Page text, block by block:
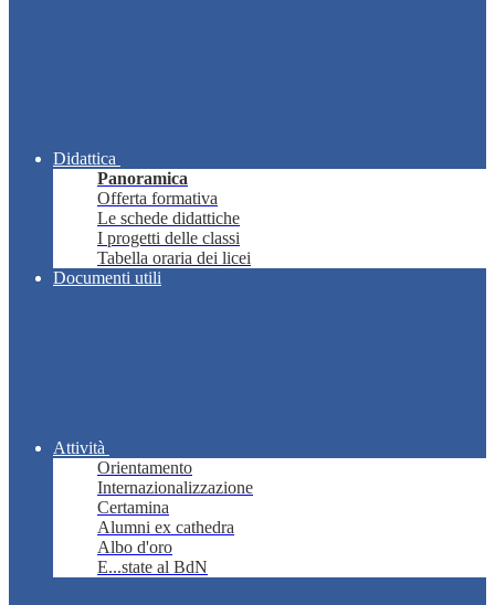
Didattica
Panoramica
Offerta formativa
Le schede didattiche
I progetti delle classi
Tabella oraria dei licei
Documenti utili
Attività
Orientamento
Internazionalizzazione
Certamina
Alumni ex cathedra
Albo d'oro
E...state al BdN